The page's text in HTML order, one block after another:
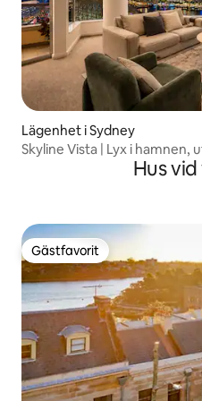
Lägenhet i Sydney
Skyline Vista | Lyx i hamnen,
Hus
Gästfavorit
Gästfavorit